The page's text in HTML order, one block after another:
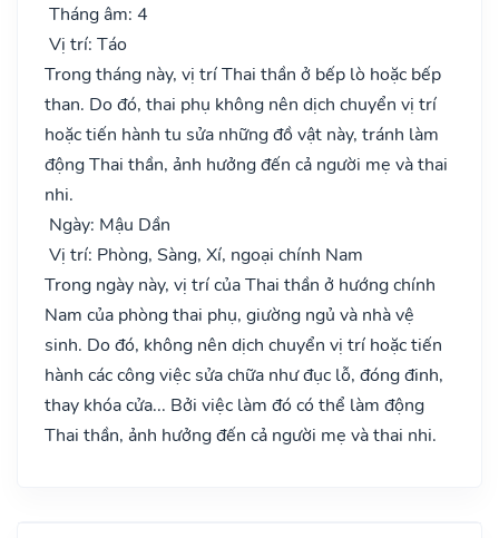
Tháng âm: 4
Vị trí: Táo
Trong tháng này, vị trí Thai thần ở bếp lò hoặc bếp
than. Do đó, thai phụ không nên dịch chuyển vị trí
hoặc tiến hành tu sửa những đồ vật này, tránh làm
động Thai thần, ảnh hưởng đến cả người mẹ và thai
nhi.
Ngày: Mậu Dần
Vị trí: Phòng, Sàng, Xí, ngoại chính Nam
Trong ngày này, vị trí của Thai thần ở hướng chính
Nam của phòng thai phụ, giường ngủ và nhà vệ
sinh. Do đó, không nên dịch chuyển vị trí hoặc tiến
hành các công việc sửa chữa như đục lỗ, đóng đinh,
thay khóa cửa... Bởi việc làm đó có thể làm động
Thai thần, ảnh hưởng đến cả người mẹ và thai nhi.